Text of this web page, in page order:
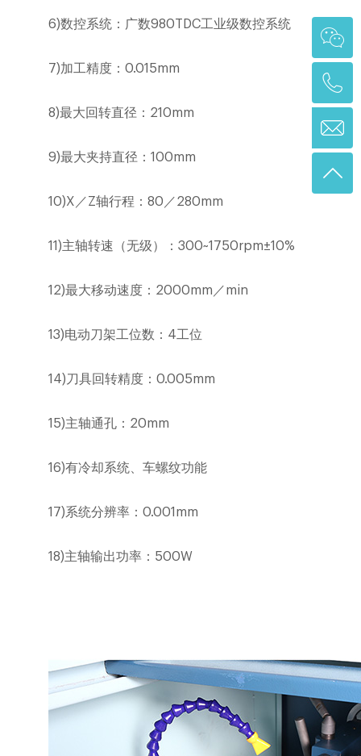
6)数控系统：广数980TDC 工业级数控系统
7)加工精度： 0.015mm
8)最大回转直径： 210mm
9)最大夹持直径： 100mm
10)X ／Z轴行程： 80 ／280mm
11)主轴转速（无级）： 300~1750rpm±10%
12)最大移动速度： 2000mm ／min
13)电动刀架工位数： 4 工位
14)刀具回转精度： 0.005mm
15)主轴通孔： 20mm
16)有冷却系统、车螺纹功能
17)系统分辨率： 0.001mm
18)主轴输出功率： 500W